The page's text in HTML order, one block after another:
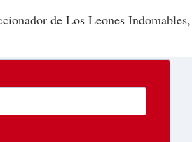
de Los Leones Indomables,